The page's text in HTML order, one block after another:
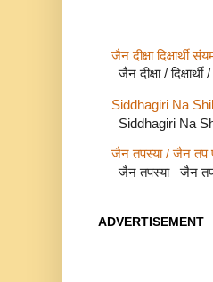
जैन दीक्षा
जैन दीक्षा /
Siddhagiri Na
Siddhagiri Na
जैन तपस्या / जैन तप
जैन तपस्या जैन तप
ADVERTISEMENT